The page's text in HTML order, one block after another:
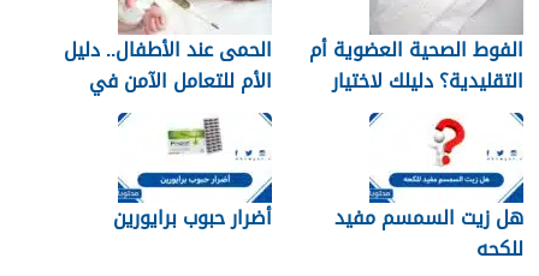
الفوط الصحية العضوية أم
التقليدية؟ دليلك لاختيار
النوع الأنسب لبشرتك
الحمى عند الأطفال.. دليل
الأم للتعامل الآمن في
المنزل
هل زيت السمسم مفيد
للكحه
أضرار حبوب برايورين